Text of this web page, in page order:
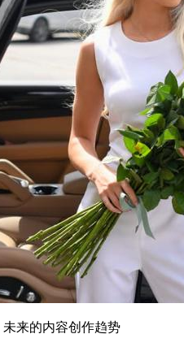
来的内容创作趋势